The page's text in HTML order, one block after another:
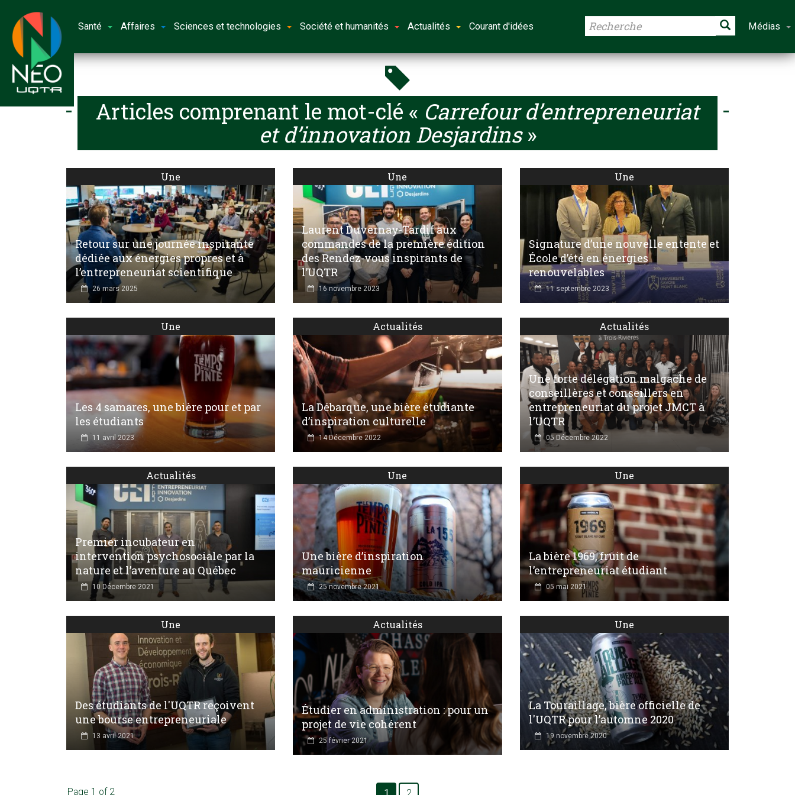
Santé Affaires Sciences et technologies Société et humanités Actualités Courant d'idées Médias
Articles comprenant le mot-clé « Carrefour d’entrepreneuriat
et d’innovation Desjardins»
Une
Retour sur une journée inspirante
dédiée aux énergies propres et à
l’entrepreneuriat scientifique
26 mars 2025
Une
Laurent Duvernay-Tardif aux
commandes de la première édition
des Rendez-vous inspirants de
l’UQTR
16 novembre 2023
Une
Signature d’une nouvelle entente et
École d’été en énergies
renouvelables
11 septembre 2023
Une
Les 4 samares, une bière pour et par
les étudiants
11 avril 2023
Actualités
La Débarque, une bière étudiante
d’inspiration culturelle
14 Décembre 2022
Actualités
Une forte délégation malgache de
conseillères et conseillers en
entrepreneuriat du projet JMCT à
l’UQTR
05 Décembre 2022
Actualités
Premier incubateur en
intervention psychosociale par la
nature et l’aventure au Québec
10 Décembre 2021
Une
Une bière d’inspiration
mauricienne
25 novembre 2021
Une
La bière 1969, fruit de
l’entrepreneuriat étudiant
05 mai 2021
Une
Des étudiants de l'UQTR reçoivent
une bourse entrepreneuriale
13 avril 2021
Actualités
Étudier en administration : pour un
projet de vie cohérent
25 février 2021
Une
La Touraillage, bière officielle de
l'UQTR pour l’automne 2020
19 novembre 2020
Page 1 of 2